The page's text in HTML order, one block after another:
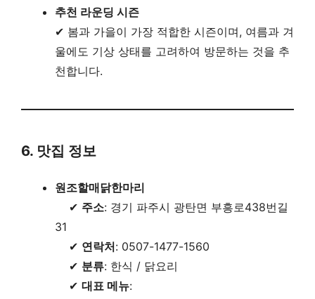
추천 라운딩 시즌
✔ 봄과 가을이 가장 적합한 시즌이며, 여름과 겨
울에도 기상 상태를 고려하여 방문하는 것을 추
천합니다.
6. 맛집 정보
원조할매닭한마리
✔ 주소: 경기 파주시 광탄면 부흥로438번길
31
✔ 연락처: 0507-1477-1560
✔ 분류: 한식 / 닭요리
✔ 대표 메뉴: